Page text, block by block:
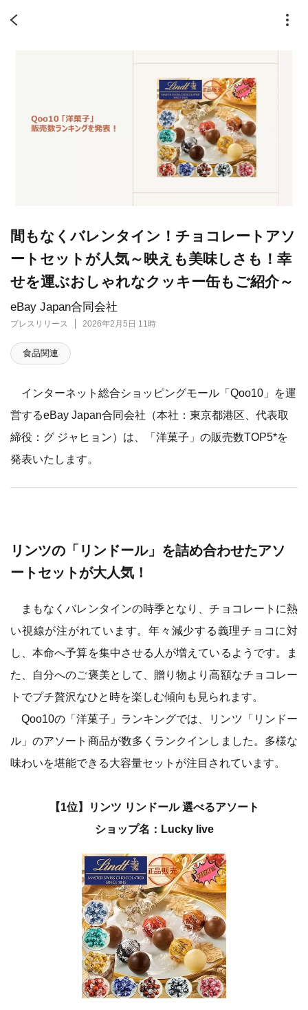
eBay Japan合同会社
プレスリリース 2026年2月5日 11時
間もなくバレンタイン！チョコレートアソ
ートセットが人気～映えも美味しさも！幸
せを運ぶおしゃれなクッキー缶もご紹介～
食品関連
インターネット総合ショッピングモール「Qoo10」を運
営するeBay Japan合同会社（本社：東京都港区、代表取
締役：グ ジャヒョン）は、「洋菓子」の販売数TOP5*を
発表いたします。
リンツの「リンドール」を詰め合わせたアソ
ートセットが大人気！
まもなくバレンタインの時季となり、チョコレートに熱
い視線が注がれています。年々減少する義理チョコに対
し、本命へ予算を集中させる人が増えているようです。ま
た、自分へのご褒美として、贈り物より高額なチョコレー
トでプチ贅沢なひと時を楽しむ傾向も見られます。
Qoo10の「洋菓子」ランキングでは、リンツ「リンドー
ル」のアソート商品が数多くランクインしました。多様な
味わいを堪能できる大容量セットが注目されています。
【1位】リンツ リンドール 選べるアソート
ショップ名：Lucky live